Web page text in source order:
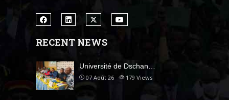
RECENT NEWS
Université de Dschan…
07 Août 26 179 Views